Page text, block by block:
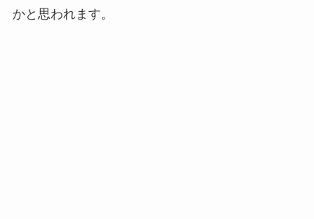
かと思われます。